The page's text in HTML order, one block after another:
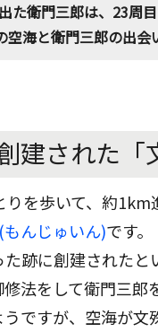
た衛門三郎は、23周
海と衛門三郎の出会
建された「
を歩いて、約
んじゅいん)です。
跡に創建された
法をして衛門三郎
ですが、空海が